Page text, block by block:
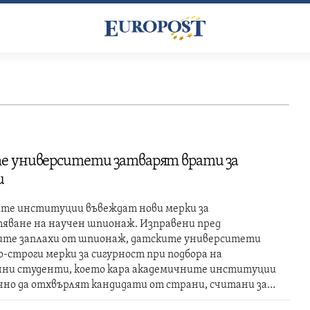
университети затварят врати за
институции въвеждат нови мерки за
на научен шпионаж. Изправени пред
заплахи от шпионаж, датските университети
строги мерки за сигурност при подбора на
студенти, което кара академичните институции
да отхвърлят кандидати от страни, считани за…